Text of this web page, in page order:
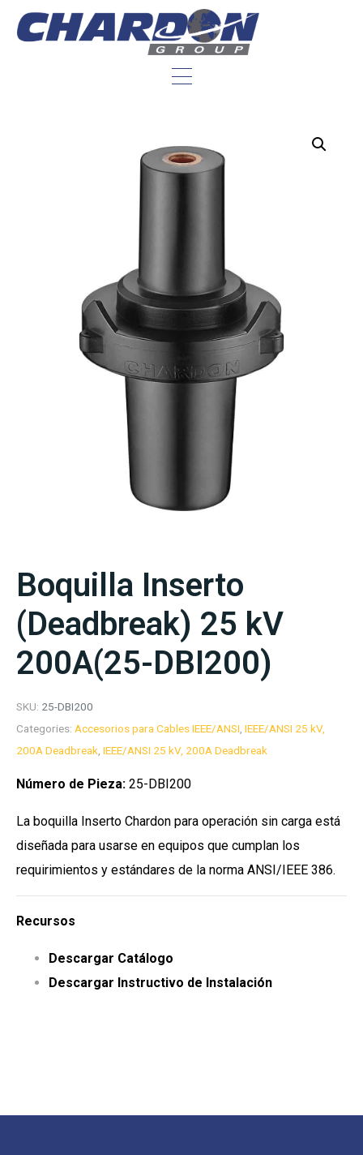
Boquilla Inserto
(Deadbreak) 25 kV
200A(25-DBI200)
SKU: 25-DBI200
Categories: Accesorios para Cables IEEE/ANSI IEEE/ANSI 25 kV,
200A Deadbreak IEEE/ANSI 25 kV, 200A Deadbreak
Número de Pieza: 25-DBI200
La boquilla Inserto Chardon para operación sin carga está
diseñada para usarse en equipos que cumplan los
requirimientos y estándares de la norma ANSI/IEEE 386.
Recursos
Descargar Catálogo
Descargar Instructivo de Instalación